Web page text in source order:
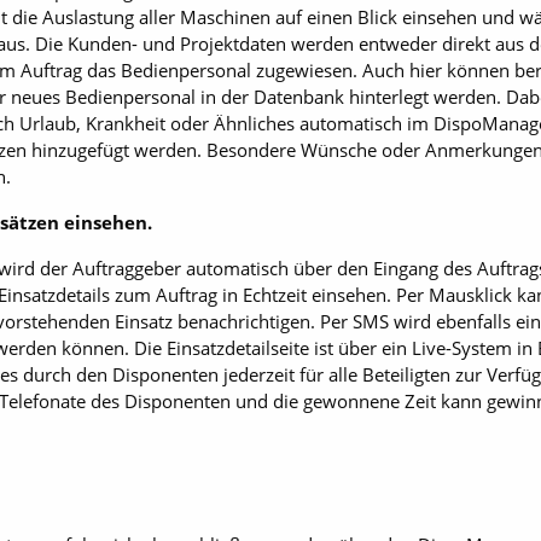
die Auslastung aller Maschinen auf einen Blick einsehen und
Die Kunden- und Projektdaten werden entweder direkt aus
Auftrag das Bedienpersonal zugewiesen. Auch hier können
Bedienpersonal in der Datenbank hinterlegt werden.
Urlaub, Krankheit oder Ähnliches automatisch im
hinzugefügt werden. Besondere Wünsche oder
einsehen.
der Auftraggeber automatisch über den Eingang des
zum Auftrag in Echtzeit einsehen. Per Mausklick
Einsatz benachrichtigen. Per SMS wird ebenfalls
können. Die Einsatzdetailseite ist über ein Live-System in
durch den Disponenten jederzeit für alle Beteiligten zur
des Disponenten und die gewonnene Zeit kann